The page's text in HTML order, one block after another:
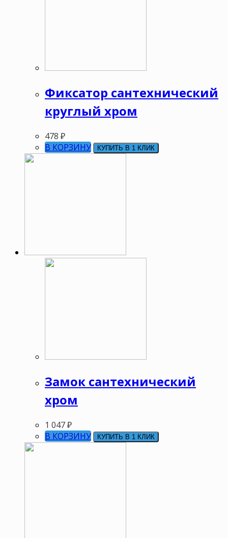
Фиксатор сантехнический
круглый хром
478 ₽
В КОРЗИНУ
КУПИТЬ В 1 КЛИК
Замок сантехнический
хром
1 047₽
В КОРЗИНУ
КУПИТЬ В 1 КЛИК